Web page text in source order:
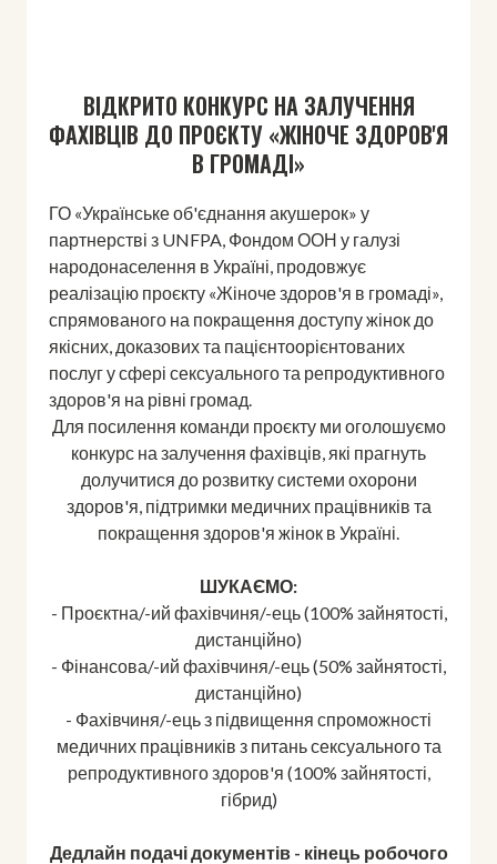
ВІДКРИТО КОНКУРС НА ЗАЛУЧЕННЯ
ФАХІВЦІВ ДО ПРОЄКТУ «ЖІНОЧЕ ЗДОРОВ'Я
В ГРОМАДІ»
ГО «Українське об'єднання акушерок» у
партнерстві з UNFPA, Фондом ООН у галузі
народонаселення в Україні, продовжує
реалізацію проєкту «Жіноче здоров'я в громаді»,
спрямованого на покращення доступу жінок до
якісних, доказових та пацієнтоорієнтованих
послуг у сфері сексуального та репродуктивного
здоров'я на рівні громад.
Для посилення команди проєкту ми оголошуємо
конкурс на залучення фахівців, які прагнуть
долучитися до розвитку системи охорони
здоров'я, підтримки медичних працівників та
покращення здоров'я жінок в Україні.
ШУКАЄМО:
- Проєктна/-ий фахівчиня/-ець (100% зайнятості,
дистанційно)
- Фінансова/-ий фахівчиня/-ець (50% зайнятості,
дистанційно)
- Фахівчиня/-ець з підвищення спроможності
медичних працівників з питань сексуального та
репродуктивного здоров'я (100% зайнятості,
гібрид)
Дедлайн подачі документів - кінець робочого